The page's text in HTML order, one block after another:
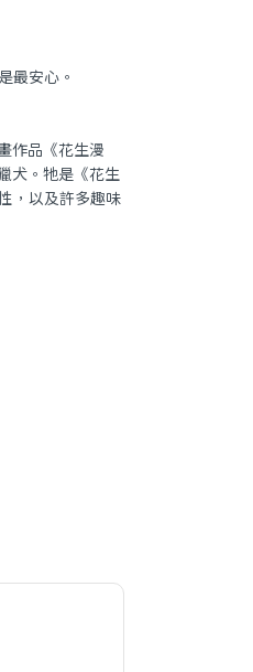
最安心。
作品《花生漫
犬。牠是《花生
，以及許多趣味